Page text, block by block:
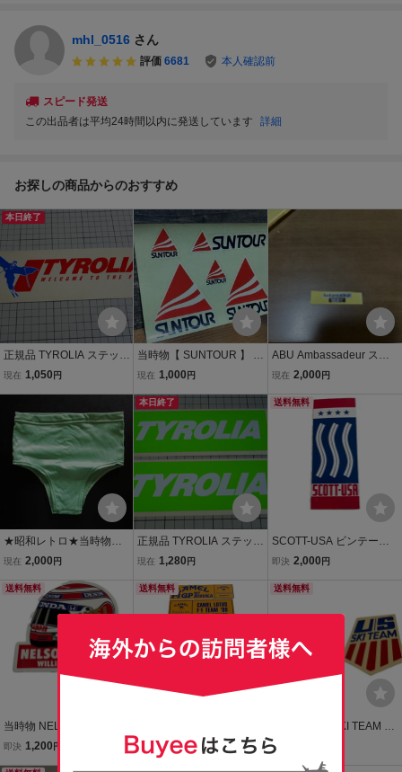
mhl_0516 さん
評価 6681 本人確認前
スピード発送
この出品者は平均24時間以内に発送しています
詳細
お探しの商品からのおすすめ
本日終了
正規品 TYROLIA ステッカ
ー 当時物 です(234×78m
現在 1,050 円
当時物【 SUNTOUR 】 サ
ンツアーデカール ステッ
LD 昭和レトロ
現在 1,000 円
ABU Ambassadeur ステ
ッカー 5500c 茶系 当
サダー
現在 2,000 円
★昭和レトロ★当時物★
ニチレ/スイミングパンツ
性用 メンズ 光沢 水泳 水
着 緑 グリーン デッドスト
現在 2,000 円
本日終了
正規品 TYROLIA ステッカ
ー 2枚 当時物 です(167×5
現在 1,280 円
送料無料
SCOTT-USA ビンテージ
ステッカー 当時物 80s ス
フロード デカール レト
即決 2,000 円
送料無料
当時物 NELSON PIQUET
WILLIAMS HONDA F1 ヘ
即決 1,200 円
送料無料
US HONDA F1 GP '87 SU
ZUKA ステッカー 5枚セッ
即決 3,000円
送料無料
当時物 USA SKI TEAM ス
テッカー 2枚セット ビン
テージ 80s 90s デッドス
即決